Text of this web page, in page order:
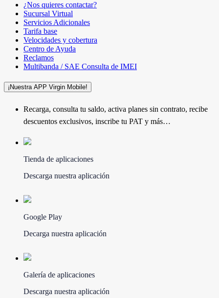
¿Nos quieres contactar?
Sucursal Virtual
Servicios Adicionales
Tarifa base
Velocidades y cobertura
Centro de Ayuda
Reclamos
Multibanda / SAE Consulta de IMEI
¡Nuestra APP Virgin Mobile!
Recarga, consulta tu saldo, activa planes sin contrato, recibe
descuentos exclusivos, inscribe tu PAT y más…
Tienda de aplicaciones
Descarga nuestra aplicación
Google Play
Decarga nuestra aplicación
Galería de aplicaciones
Descarga nuestra aplicación